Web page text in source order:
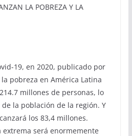
LA POBREZA Y LA
19, en 2020, publicado por
la pobreza en América Latina
millones de personas, lo
la población de la región. Y
los 83,4 millones.
será enormemente